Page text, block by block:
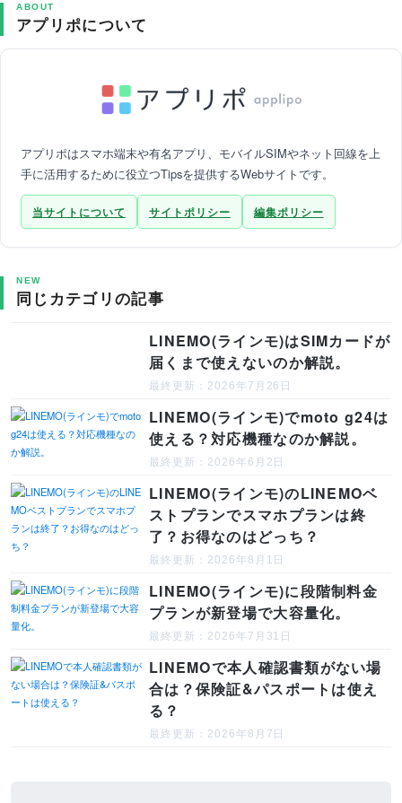
ABOUT
アプリポについて
アプリポはスマホ端末や有名アプリ、モバイルSIMやネット回線を上
手に活用するために役立つTipsを提供するWebサイトです。
当サイトについて サイトポリシー 編集ポリシー
NEW
同じカテゴリの記事
LINEMO(ラインモ)はSIMカードが
届くまで使えないのか解説。
最終更新：2026年7月26日
LINEMO(ラインモ)でmoto g24は
使える？対応機種なのか解説。
最終更新：2026年6月2日
LINEMO(ラインモ)のLINEMOベ
ストプランでスマホプランは終
了？お得なのはどっち？
最終更新：2026年8月1日
LINEMO(ラインモ)に段階制料金
プランが新登場で大容量化。
最終更新：2026年7月31日
LINEMOで本人確認書類がない場
合は？保険証&パスポートは使え
る？
最終更新：2026年8月7日